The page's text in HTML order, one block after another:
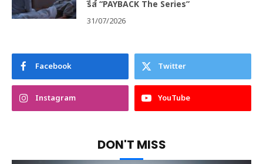
รีส์ “PAYBACK The Series”
31/07/2026
Facebook Twitter
Instagram YouTube
DON'T MISS